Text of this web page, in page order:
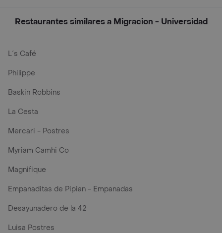
Restaurantes similares a Migracion - Universidad
L´s Café
Philippe
Baskin Robbins
La Cesta
Mercari - Postres
Myriam Camhi Co
Magnifique
Empanaditas de Pipian - Empanadas
Desayunadero de la 42
Luisa Postres